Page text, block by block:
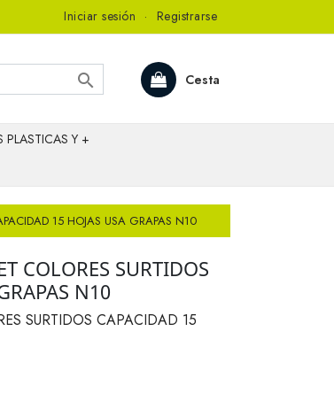
Iniciar sesión · Registrarse
Cesta

PLASTICAS Y +
15 HOJAS USA GRAPAS N10
COLORES SURTIDOS
N10
SURTIDOS CAPACIDAD 15